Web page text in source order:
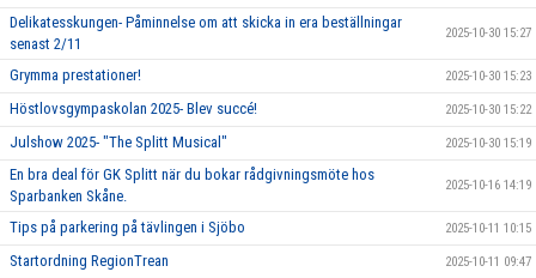
Delikatesskungen- Påminnelse om att skicka in era beställningar
senast 2/11
2025-10-30 15:27
Grymma prestationer! 2025-10-30 15:23
Höstlovsgympaskolan 2025- Blev succé! 2025-10-30 15:22
Julshow 2025- "The Splitt Musical" 2025-10-30 15:19
En bra deal för GK Splitt när du bokar rådgivningsmöte hos
Sparbanken Skåne.
2025-10-16 14:19
Tips på parkering på tävlingen i Sjöbo 2025-10-11 10:15
Startordning RegionTrean 2025-10-11 09:47